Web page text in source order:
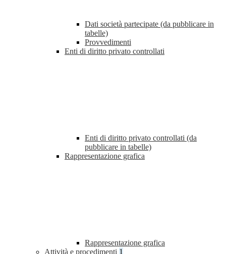
Dati società partecipate (da pubblicare in
tabelle)
Provvedimenti
Enti di diritto privato controllati
Enti di diritto privato controllati (da
pubblicare in tabelle)
Rappresentazione grafica
Rappresentazione grafica
Attività e procedimenti 1